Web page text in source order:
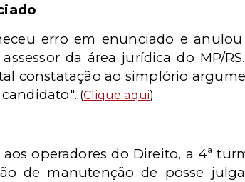
erro em enunciado e
da área jurídica do MP/
constatação ao simplório
(Clique aqui)
operadores do Direito, a 4ª
de manutenção de posse